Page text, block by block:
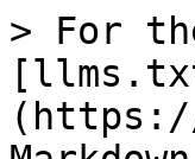
> For